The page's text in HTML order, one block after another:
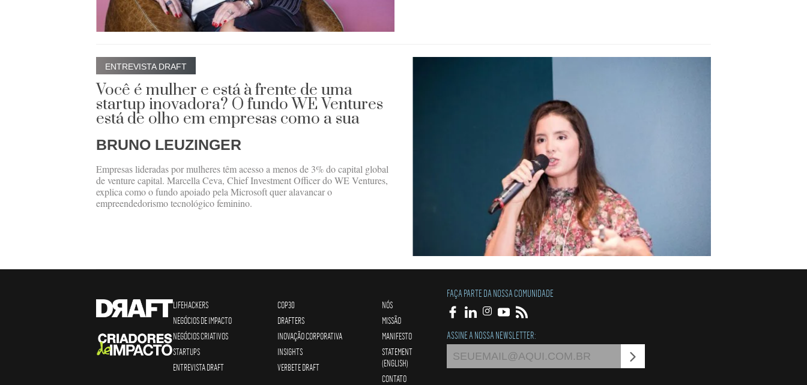
ENTREVISTA DRAFT
Você é mulher e está à frente de uma
startup inovadora? O fundo WE Ventures
está de olho em empresas como a sua
BRUNO LEUZINGER
Empresas lideradas por mulheres têm acesso a menos de 3% do capital global
de venture capital. Marcella Ceva, Chief Investment Officer do WE Ventures,
explica como o fundo apoiado pela Microsoft quer alavancar o
empreendedorismo tecnológico feminino.
LIFEHACKERS
NEGÓCIOS DE IMPACTO
NEGÓCIOS CRIATIVOS
STARTUPS
ENTREVISTA DRAFT
COP30
DRAFTERS
INOVAÇÃO CORPORATIVA
INSIGHTS
VERBETE DRAFT
NÓS
MISSÃO
MANIFESTO
STATEMENT
(ENGLISH)
CONTATO
FAÇA PARTE DA NOSSA COMUNIDADE
ASSINE A NOSSA NEWSLETTER: